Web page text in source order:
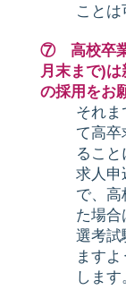
ことは
⑦ 高校卒業
月末まで)
の採用をお
それま
て高卒
ること
求人申
で、高
た場合
選考試
ます
します